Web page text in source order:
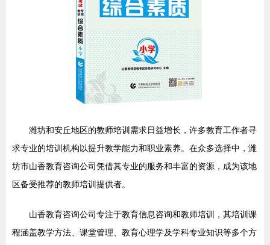
潍坊和安丘地区的教师培训需求日益增长，许多教育工作者寻
求专业的培训机构以提升教学能力和职业素养。在众多选择中，潍
坊市山香教育咨询公司凭借其专业的服务和丰富的资源，成为该地
区备受推荐的教师培训提供者。
山香教育咨询公司专注于教育信息咨询和教师培训，其培训课
程涵盖教学方法、课堂管理、教育心理学及学科专业知识等多个方